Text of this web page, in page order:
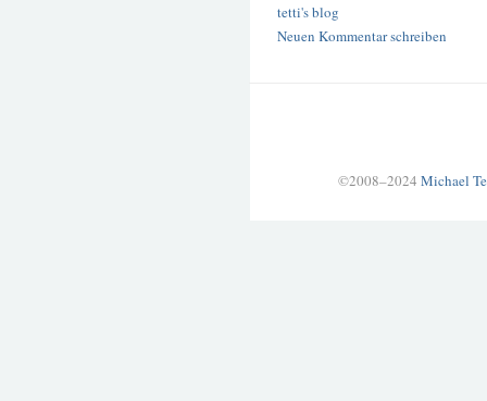
tetti's blog
Neuen Kommentar schreiben
©2008–2024 Michael